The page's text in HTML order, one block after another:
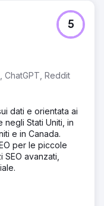
ChatGPT, Reddit
5
dati e orientata ai
Stati Uniti, in
e in Canada.
per le piccole
avanzati,